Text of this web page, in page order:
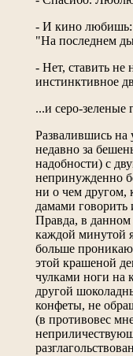
- И кино любишь:
"На последнем
- Нет, ставить не
инстинктивное
...и серо-зеленые
Развалившись
недавно за
надобности) с
непринужденно
ни о чем другом,
дамами говорить
Правда, в данном
каждой минутой
больше
этой крашеной
чулками ноги на
другой
конфеты, не
(в противовес